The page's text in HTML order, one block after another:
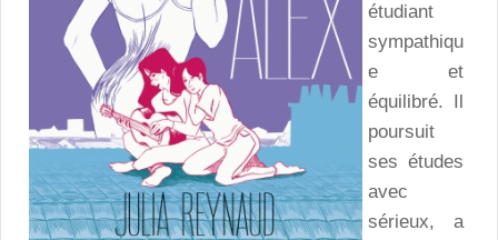
étudiant
sympathiqu
e et
équilibré. Il
poursuit
ses études
avec
sérieux, a